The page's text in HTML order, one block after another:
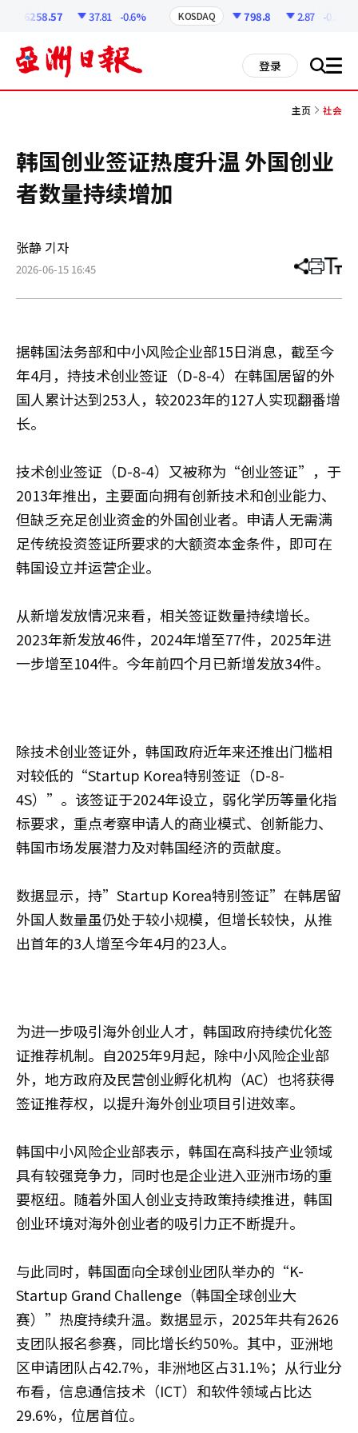
6258.57 37.81 -0.6% KOSDAQ 798.8 2.87 -0.36%
登录 搜 all
主页 社会
韩国创业签证热度升温 外国创业
者数量持续增加
张静 기자
2026-06-15 16:45 分
章
打 调
小
据韩国法务部和中小风险企业部15日消息，截至今
年4月，持技术创业签证（D-8-4）在韩国居留的外
国人累计达到253人，较2023年的127人实现翻番增
长。
技术创业签证（D-8-4）又被称为“创业签证”，于
2013年推出，主要面向拥有创新技术和创业能力、
但缺乏充足创业资金的外国创业者。申请人无需满
足传统投资签证所要求的大额资本金条件，即可在
韩国设立并运营企业。
从新增发放情况来看，相关签证数量持续增长。
2023年新发放46件，2024年增至77件，2025年进
一步增至104件。今年前四个月已新增发放34件。
除技术创业签证外，韩国政府近年来还推出门槛相
对较低的“Startup Korea特别签证（D-8-
4S）”。该签证于2024年设立，弱化学历等量化指
标要求，重点考察申请人的商业模式、创新能力、
韩国市场发展潜力及对韩国经济的贡献度。
数据显示，持”Startup Korea特别签证”在韩居留
外国人数量虽仍处于较小规模，但增长较快，从推
出首年的3人增至今年4月的23人。
为进一步吸引海外创业人才，韩国政府持续优化签
证推荐机制。自2025年9月起，除中小风险企业部
外，地方政府及民营创业孵化机构（AC）也将获得
签证推荐权，以提升海外创业项目引进效率。
韩国中小风险企业部表示，韩国在高科技产业领域
具有较强竞争力，同时也是企业进入亚洲市场的重
要枢纽。随着外国人创业支持政策持续推进，韩国
创业环境对海外创业者的吸引力正不断提升。
与此同时，韩国面向全球创业团队举办的“K-
Startup Grand Challenge（韩国全球创业大
赛）”热度持续升温。数据显示，2025年共有2626
支团队报名参赛，同比增长约50%。其中，亚洲地
区申请团队占42.7%，非洲地区占31.1%；从行业分
布看，信息通信技术（ICT）和软件领域占比达
29.6%，位居首位。